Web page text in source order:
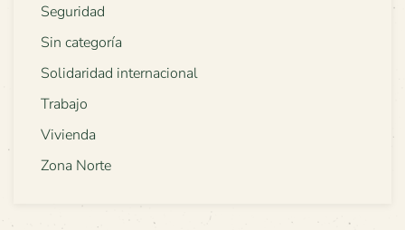
Seguridad
Sin categoría
Solidaridad internacional
Trabajo
Vivienda
Zona Norte